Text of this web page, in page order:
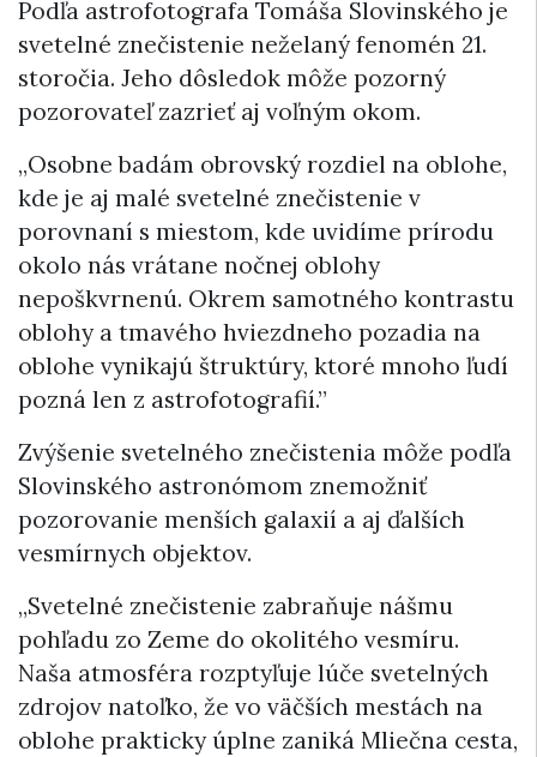
Podľa astrofotografa Tomáša Slovinského je
svetelné znečistenie neželaný fenomén 21.
storočia. Jeho dôsledok môže pozorný
pozorovateľ zazrieť aj voľným okom.
„Osobne badám obrovský rozdiel na oblohe,
kde je aj malé svetelné znečistenie v
porovnaní s miestom, kde uvidíme prírodu
okolo nás vrátane nočnej oblohy
nepoškvrnenú. Okrem samotného kontrastu
oblohy a tmavého hviezdneho pozadia na
oblohe vynikajú štruktúry, ktoré mnoho ľudí
pozná len z astrofotografií.”
Zvýšenie svetelného znečistenia môže podľa
Slovinského astronómom znemožniť
pozorovanie menších galaxií a aj ďalších
vesmírnych objektov.
„Svetelné znečistenie zabraňuje nášmu
pohľadu zo Zeme do okolitého vesmíru.
Naša atmosféra rozptyľuje lúče svetelných
zdrojov natoľko, že vo väčších mestách na
oblohe prakticky úplne zaniká Mliečna cesta,